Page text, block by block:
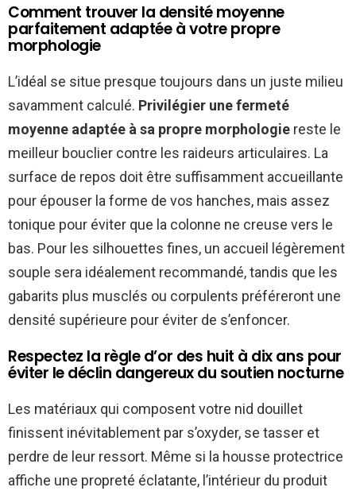
Comment trouver la densité moyenne
parfaitement adaptée à votre propre
morphologie
L’idéal se situe presque toujours dans un juste milieu
savamment calculé. Privilégier une fermeté
moyenne adaptée à sa propre morphologie reste le
meilleur bouclier contre les raideurs articulaires. La
surface de repos doit être suffisamment accueillante
pour épouser la forme de vos hanches, mais assez
tonique pour éviter que la colonne ne creuse vers le
bas. Pour les silhouettes fines, un accueil légèrement
souple sera idéalement recommandé, tandis que les
gabarits plus musclés ou corpulents préféreront une
densité supérieure pour éviter de s’enfoncer.
Respectez la règle d’or des huit à dix ans pour
éviter le déclin dangereux du soutien nocturne
Les matériaux qui composent votre nid douillet
finissent inévitablement par s’oxyder, se tasser et
perdre de leur ressort. Même si la housse protectrice
affiche une propreté éclatante, l’intérieur du produit